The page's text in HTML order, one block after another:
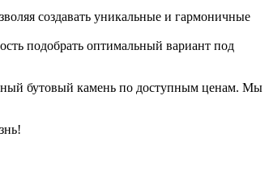
создавать уникальные и гармоничные
подобрать оптимальный вариант под
бутовый камень по доступным ценам. Мы